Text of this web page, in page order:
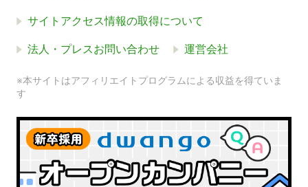
サイトアクセス情報の取得について
法人・プレスお問い合わせ 運営会社
※本サイトはアフィリエイトプログラムによる収益を得ていま
す